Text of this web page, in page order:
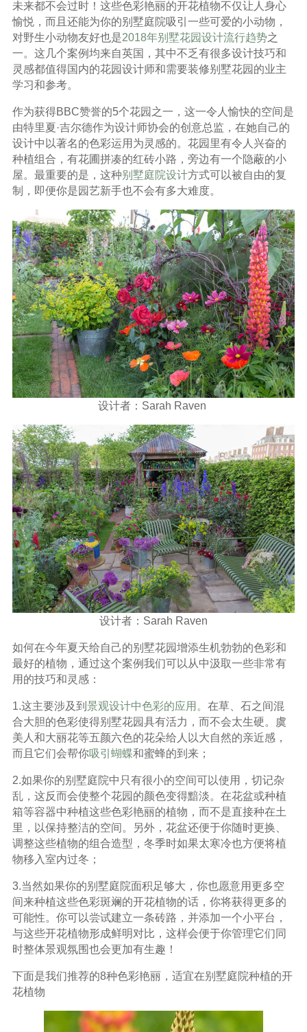
未来都不会过时！这些色彩艳丽的开花植物不仅让人身心
愉悦，而且还能为你的别墅庭院吸引一些可爱的小动物，
对野生小动物友好也是2018年别墅花园设计流行趋势之
一。这几个案例均来自英国，其中不乏有很多设计技巧和
灵感都值得国内的花园设计师和需要装修别墅花园的业主
学习和参考。
作为获得BBC赞誉的5个花园之一，这一令人愉快的空间是
由特里夏·吉尔德作为设计师协会的创意总监，在她自己的
设计中以著名的色彩运用为灵感的。花园里有令人兴奋的
种植组合，有花圃拼凑的红砖小路，旁边有一个隐蔽的小
屋。最重要的是，这种别墅庭院设计方式可以被自由的复
制，即便你是园艺新手也不会有多大难度。
设计者：Sarah Raven
设计者：Sarah Raven
如何在今年夏天给自己的别墅花园增添生机勃勃的色彩和
最好的植物，通过这个案例我们可以从中汲取一些非常有
用的技巧和灵感：
1.这主要涉及到 景观设计中色彩的应用。 在草、石之间混
合大胆的色彩使得别墅花园具有活力，而不会太生硬。虞
美人和大丽花等五颜六色的花朵给人以大自然的亲近感，
而且它们会帮你吸引 蝴蝶和蜜蜂的到来；
2.如果你的别墅庭院中只有很小的空间可以使用，切记杂
乱，这反而会使整个花园的颜色变得黯淡。在花盆或种植
箱等容器中种植这些色彩艳丽的植物，而不是直接种在土
里，以保持整洁的空间。另外，花盆还便于你随时更换、
调整这些植物的组合造型，冬季时如果太寒冷也方便将植
物移入室内过冬；
3.当然如果你的别墅庭院面积足够大，你也愿意用更多空
间来种植这些色彩斑斓的开花植物的话，你将获得更多的
可能性。你可以尝试建立一条砖路，并添加一个小平台，
与这些开花植物形成鲜明对比，这样会便于你管理它们同
时整体景观氛围也会更加有生趣！
下面是我们推荐的8种色彩艳丽，适宜在别墅庭院种植的开
花植物